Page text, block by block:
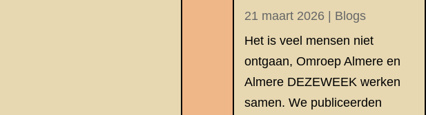
21 maart 2026 | Blogs
Het is veel mensen niet
ontgaan, Omroep Almere en
Almere DEZEWEEK werken
samen. We publiceerden